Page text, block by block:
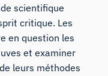
scientifique
critique. Les
en question les
et examiner
leurs méthodes